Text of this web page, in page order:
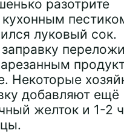
разотрите
луковый сок.
Некоторые
добавляют ещё
желток и 1-2